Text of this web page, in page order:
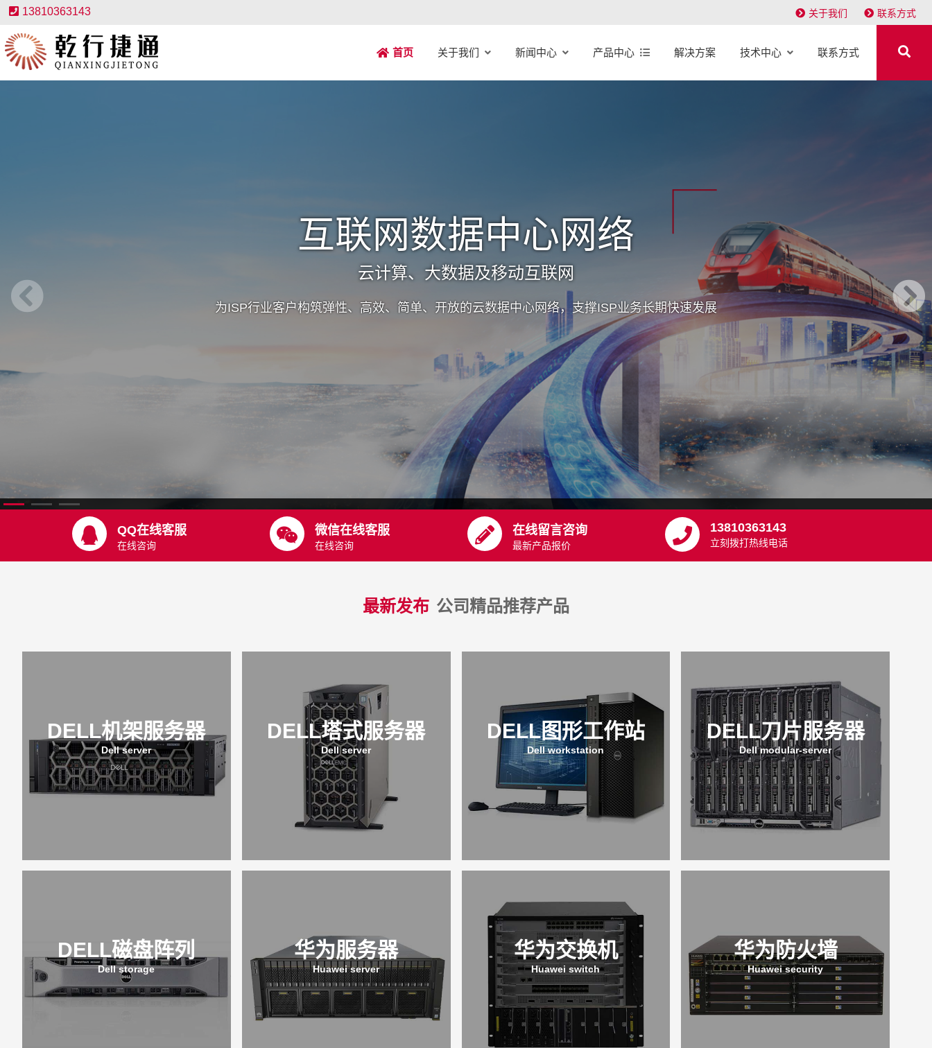
13810363143 关于我们 联系方式
首页 关于我们 新闻中心 产品中心 解决方案 技术中心 联系方式
互联网数据中心网络
云计算、大数据及移动互联网
为ISP行业客户构筑弹性、高效、简单、开放的云数据中心网络，支撑ISP业务长期快速发展
QQ在线客服
在线咨询
微信在线客服
在线咨询
在线留言咨询
最新产品报价
13810363143
立刻拨打热线电话
最新发布 公司精品推荐产品
DELL机架服务器
Dell server
DELL塔式服务器
Dell server
DELL图形工作站
Dell workstation
DELL刀片服务器
Dell modular-server
DELL磁盘阵列
Dell storage
华为服务器
Huawei server
华为交换机
Huawei switch
华为防火墙
Huawei security